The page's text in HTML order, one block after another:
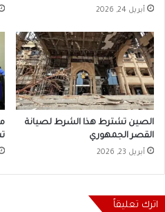
أبريل 24, 2026
الصين تشترط هذا الشرط لصيانة
القصر الجمهوري
أبريل 23, 2026
اترك تعليقاً